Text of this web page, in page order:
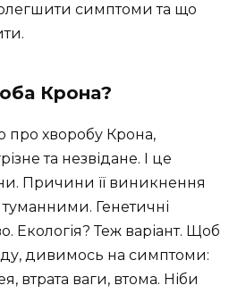
симптоми та що
Крона?
хворобу Крона,
та незвідане. І це
Причини її виникнення
Генетичні
Екологія? Теж варіант. Щоб
дивимось на симптоми:
втрата ваги, втома. Ніби